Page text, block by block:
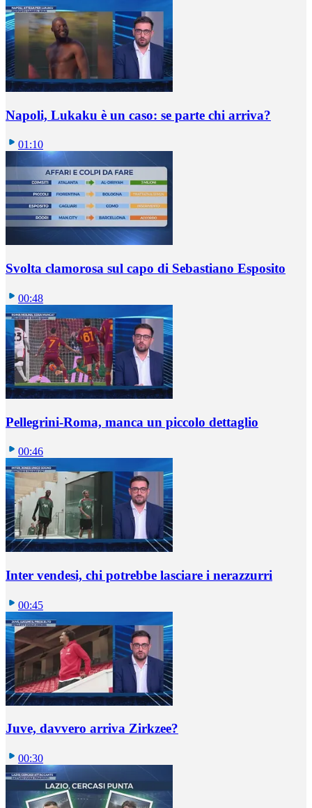
Napoli, Lukaku è un caso: se parte chi arriva?
01:10
Svolta clamorosa sul capo di Sebastiano Esposito
00:48
Pellegrini-Roma, manca un piccolo dettaglio
00:46
Inter vendesi, chi potrebbe lasciare i nerazzurri
00:45
Juve, davvero arriva Zirkzee?
00:30